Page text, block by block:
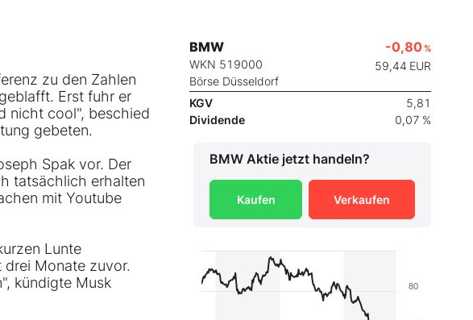
zu den Zahlen
Erst fuhr er
nicht cool", beschied
gebeten.
Spak vor. Der
tatsächlich erhalten
mit Youtube
Lunte
drei Monate zuvor.
kündigte Musk
BMW
WKN 519000
Börse Düsseldorf
-0,80 %
59,44 EUR
KGV
5,81
Dividende
0,07 %
BMW Aktie jetzt handeln?
Kaufen Verkaufen
80